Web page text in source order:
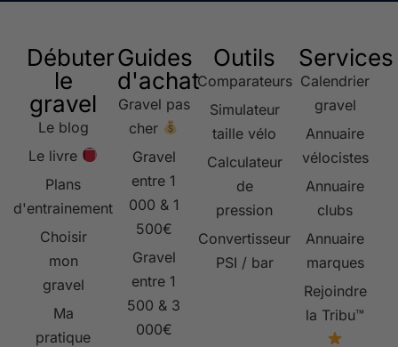
Débuter
le
gravel
Le blog
Le livre
Plans
d'entrainement
Choisir
mon
gravel
Ma
pratique
Guides
d'achat
Gravel pas
cher
Gravel
entre 1
000 & 1
500€
Gravel
entre 1
500 & 3
000€
Outils
Comparateurs
Simulateur
taille vélo
Calculateur
de
pression
Convertisseur
PSI / bar
Services
Calendrier
gravel
Annuaire
vélocistes
Annuaire
clubs
Annuaire
marques
Rejoindre
la Tribu™